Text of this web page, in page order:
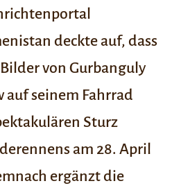
deckte auf, dass
von Gurbanguly
auf seinem Fahrrad
Sturz
am 28. April
ergänzt die